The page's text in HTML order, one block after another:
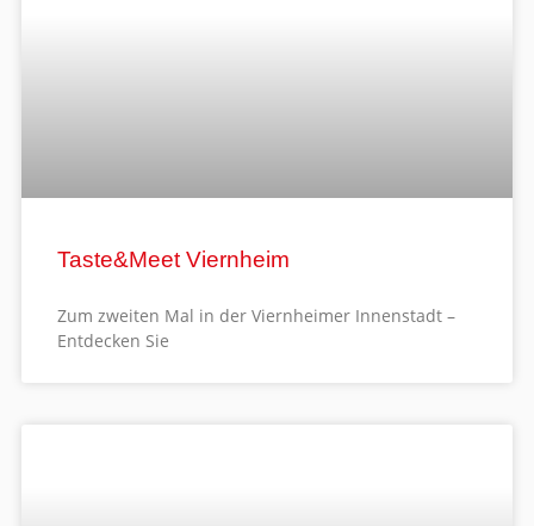
Taste&Meet Viernheim
Zum zweiten Mal in der Viernheimer Innenstadt –
Entdecken Sie